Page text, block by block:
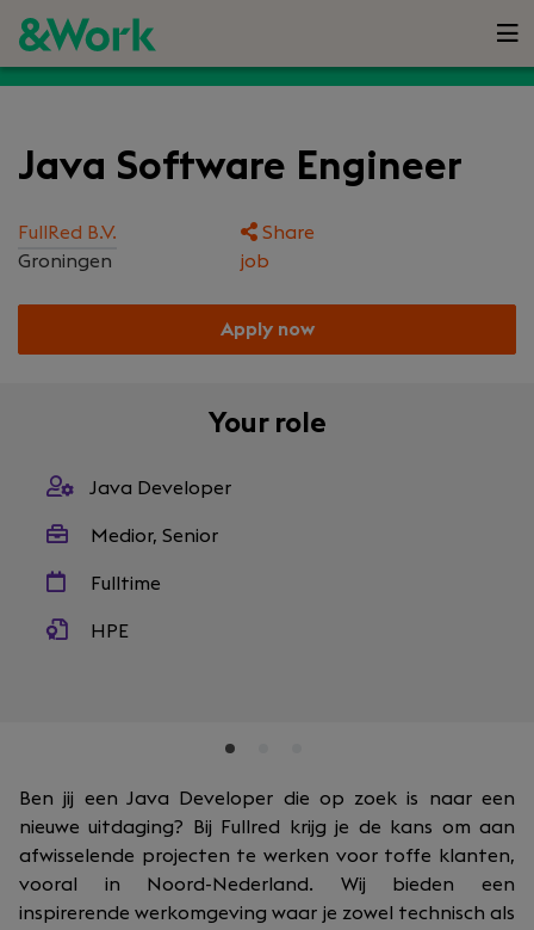
Java Software Engineer
FullRed B.V.
Groningen
Share
job
Apply now
Your role
Java Developer
Medior, Senior
Fulltime
HPE
Ben jij een Java Developer die op zoek is naar een
nieuwe uitdaging? Bij Fullred krijg je de kans om aan
afwisselende projecten te werken voor toffe klanten,
vooral in Noord-Nederland. Wij bieden een
inspirerende werkomgeving waar je zowel technisch als